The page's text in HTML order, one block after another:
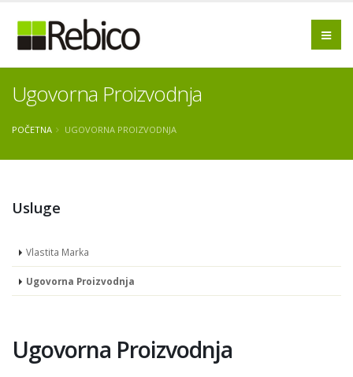
Ugovorna Proizvodnja
POČETNA UGOVORNA PROIZVODNJA
Usluge
Vlastita Marka
Ugovorna Proizvodnja
Ugovorna Proizvodnja